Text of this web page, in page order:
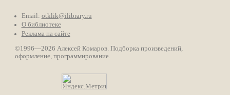
Email: otklik@ilibrary.ru
О библиотеке
Реклама на сайте
©1996—2026 Алексей Комаров. Подборка произведений,
оформление, программирование.